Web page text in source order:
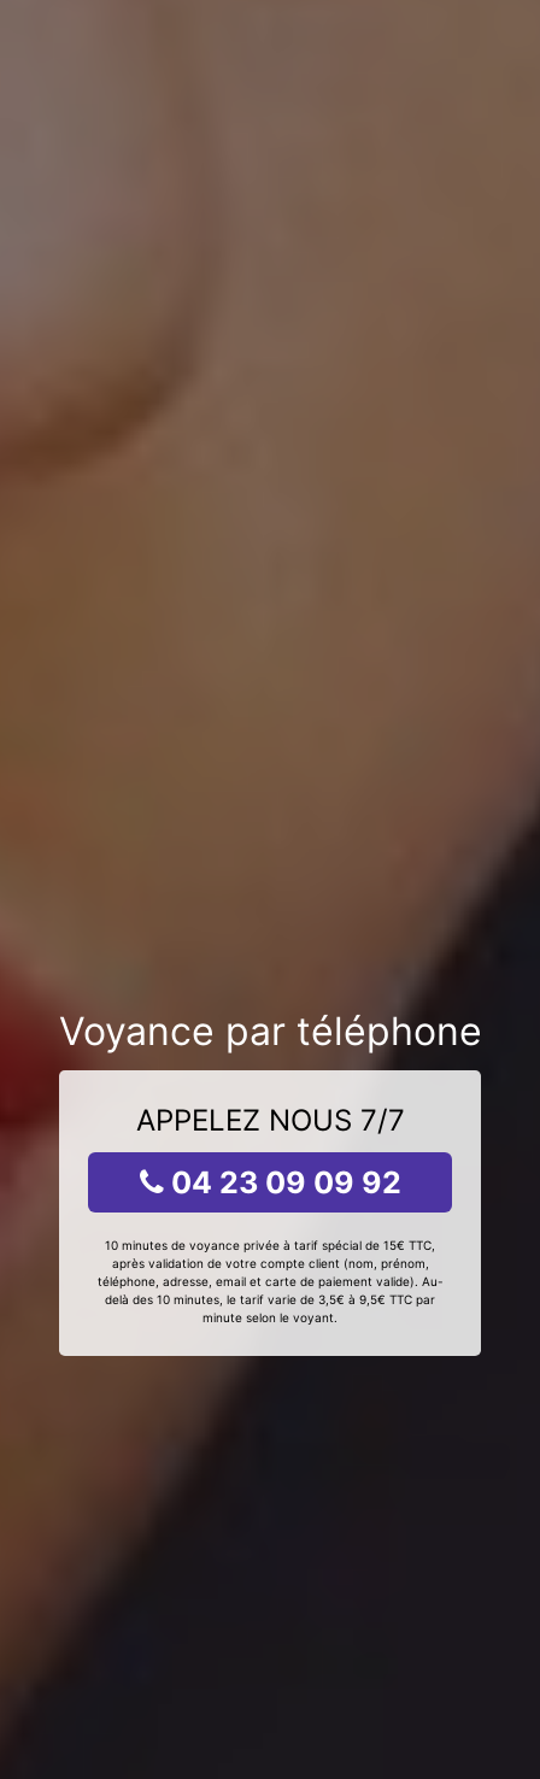
Voyance par téléphone
APPELEZ NOUS 7/7
04 23 09 09 92
10 minutes de voyance privée à tarif spécial de 15€ TTC,
après validation de votre compte client (nom, prénom,
téléphone, adresse, email et carte de paiement valide). Au-
delà des 10 minutes, le tarif varie de 3,5€ à 9,5€ TTC par
minute selon le voyant.